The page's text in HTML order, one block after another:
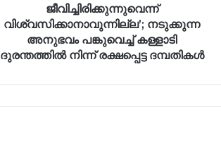
ജീവിച്ചിരിക്കുന്നുവെന്ന്
വിശ്വസിക്കാനാവുന്നില്ല’; നടുക്കുന്ന
അനുഭവം പങ്കുവെച്ച് കള്ളാടി
ദുരന്തത്തിൽ നിന്ന് രക്ഷപ്പെട്ട ദമ്പതികൾ